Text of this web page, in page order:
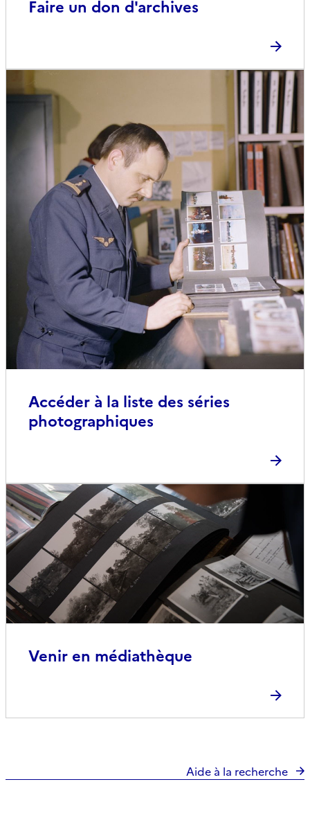
Faire un don d'archives
Accéder à la liste des séries
photographiques
Venir en médiathèque
Aide à la recherche